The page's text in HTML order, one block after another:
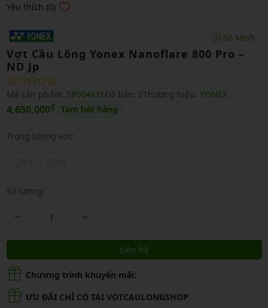
Yêu thích (0)
So sánh
Vợt Cầu Lông Yonex Nanoflare 800 Pro –
ND Jp
Mã sản phẩm: SP004931 Đã bán: 0Thương hiệu: YONEX
4,650,000₫ Tạm hết hàng
Trọng lượng vợt:
Số lượng:
Liên hệ
Chương trình khuyến mãi:
ƯU ĐÃI CHỈ CÓ TẠI VOTCAULONGSHOP